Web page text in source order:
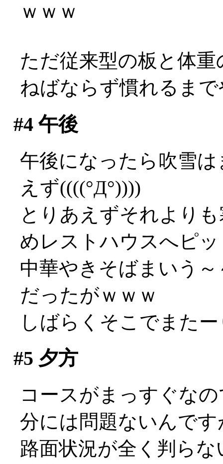
ｗｗｗ
ただ従来型の板と体
ねばならず慣れるま
#4午後
午後になったら吹雪
えず((((°Д°))))
とりあえずそれより
めレストハウスへピ
中華やきそばまいう
だったがｗｗｗ
しばらくそこでまた
#5 夕方
コースがまっすぐな
分には問題ないんです
路面状況が全く判ら